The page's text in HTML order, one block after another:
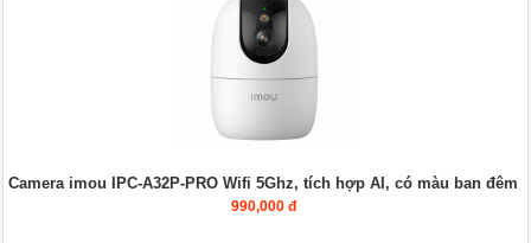
Camera imou IPC-A32P-PRO Wifi 5Ghz, tích hợp AI, có màu ban đêm
990,000 đ